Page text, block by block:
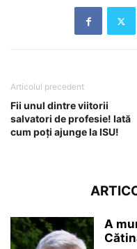
Articolul precedent
Fii unul dintre viitorii
salvatori de profesie! Iată
cum poți ajunge la ISU!
A